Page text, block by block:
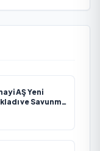
AŞ Yeni
ve Savunma
Vurgusu